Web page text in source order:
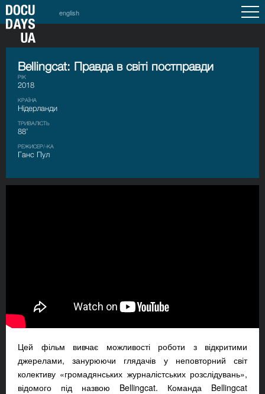
english
Bellingcat: Правда в світі постправди
РІК
2018
КРАЇНА
Нідерланди
ТРИВАЛІСТЬ
88’
РЕЖИСЕР/-КА
Ганс Пул
Цей фільм вивчає можливості роботи з відкритими
джерелами, занурюючи глядачів у неповторний світ
колективу «громадянських журналістських розслідувань»,
відомого під назвою Bellingcat. Команда Bellingcat